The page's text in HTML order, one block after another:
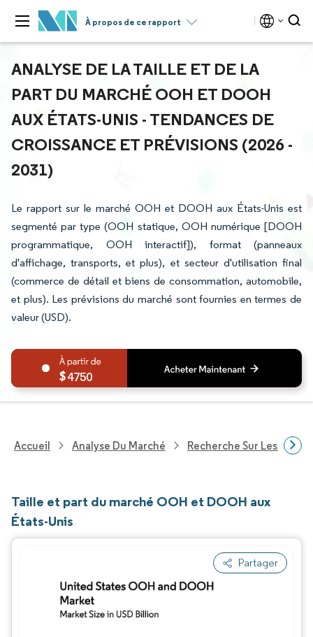
À propos de ce rapport
ANALYSE DE LA TAILLE ET DE LA
PART DU MARCHÉ OOH ET DOOH
AUX ÉTATS-UNIS - TENDANCES DE
CROISSANCE ET PRÉVISIONS (2026 -
2031)
Le rapport sur le marché OOH et DOOH aux États-Unis est
segmenté par type (OOH statique, OOH numérique [DOOH
programmatique, OOH interactif]), format (panneaux
d'affichage, transports, et plus), et secteur d'utilisation final
(commerce de détail et biens de consommation, automobile,
et plus). Les prévisions du marché sont fournies en termes de
valeur (USD).
4750
Accueil Analyse Du Marché Recherche Sur Les
Taille et part du marché OOH et DOOH aux
États-Unis
Partager